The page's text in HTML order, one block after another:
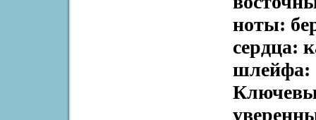
ноты:
сердца:
шлейфа: